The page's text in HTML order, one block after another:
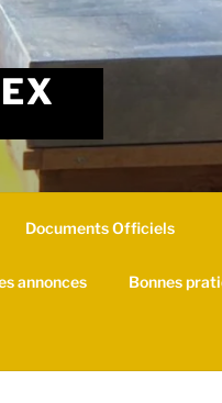
Documents Officiels
annonces Bonnes